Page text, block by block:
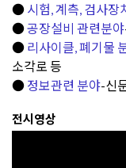
● 시험, 계측, 검사장
●공장설비 관련분야
● 리사이클, 폐기물
소각로 등
● 정보관련 분야-신
전시영상